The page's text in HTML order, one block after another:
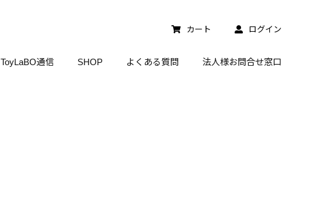
ログイン
カート
ToyLaBO通信 SHOP よくある質問 法人様お問合せ窓口